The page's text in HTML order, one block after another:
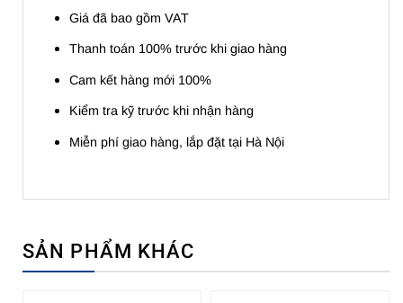
Giá đã bao gồm VAT
Thanh toán 100% trước khi giao hàng
Cam kết hàng mới 100%
Kiểm tra kỹ trước khi nhận hàng
Miễn phí giao hàng, lắp đặt tại Hà Nội
SẢN PHẨM KHÁC